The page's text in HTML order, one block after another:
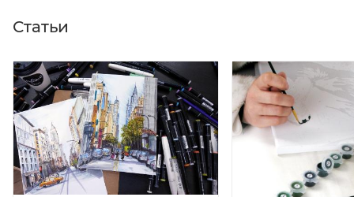
Статьи